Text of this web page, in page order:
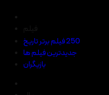
250 فیلم برتر تاریخ
جدیدترین فیلم ها
بازیگران